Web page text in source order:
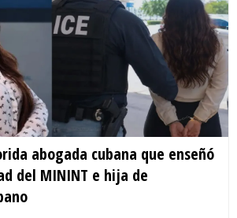
abogada cubana que enseñó
del MININT e hija de